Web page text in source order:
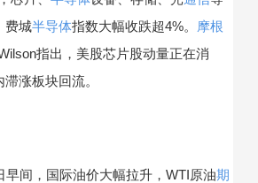
费城半导体指数大幅收跌超4%。
摩根
指出，美股芯片股动量正在消
涨板块回流。
间，国际油价大幅拉升，WTI原油期